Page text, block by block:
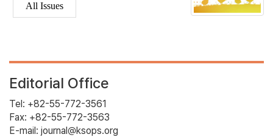
All Issues
Editorial Office
Tel: +82-55-772-3561
Fax: +82-55-772-3563
E-mail: journal@ksops.org